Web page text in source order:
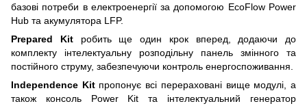
базові потреби в електроенергії за допомогою EcoFlow Power
Hub та акумулятора LFP.
Prepared Kitробить ще один крок вперед, додаючи до
комплекту інтелектуальну розподільну панель змінного та
постійного струму, забезпечуючи контроль енергоспоживання.
Independence Kitпропонує всі перераховані вище модулі, а
також консоль Power Kit та інтелектуальний генератор